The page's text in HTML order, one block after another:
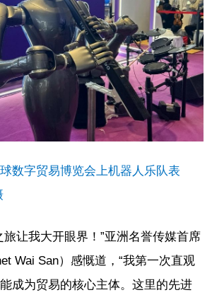
数字贸易博览会上机器人乐队表
旅让我大开眼界！”亚洲名誉传媒首席
Wai San）感慨道，“我第一次直观
成为贸易的核心主体。这里的先进